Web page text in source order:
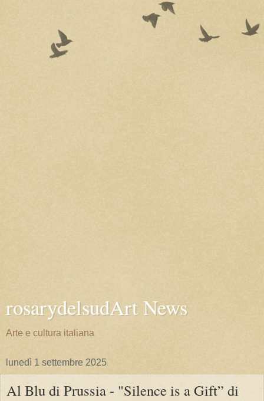
rosarydelsudArt News
Arte e cultura italiana
lunedì 1 settembre 2025
Al Blu di Prussia - "Silence is a Gift” di